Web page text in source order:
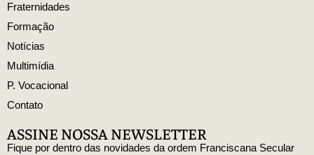
Fraternidades
Formação
Notícias
Multimídia
P. Vocacional
Contato
ASSINE NOSSA NEWSLETTER
Fique por dentro das novidades da ordem Franciscana Secular